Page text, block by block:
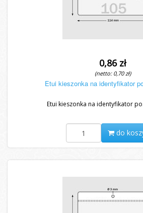
0,86 zł
(netto: 0,70 zł)
Etui kieszonka na identyfikator
Etui kieszonka na identyfikator
do